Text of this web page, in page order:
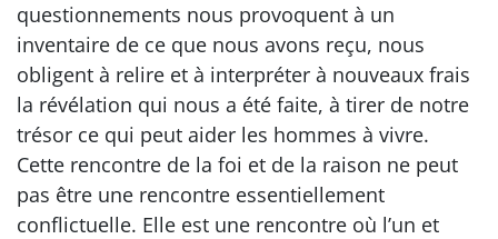
questionnements nous provoquent à un
inventaire de ce que nous avons reçu, nous
obligent à relire et à interpréter à nouveaux frais
la révélation qui nous a été faite, à tirer de notre
trésor ce qui peut aider les hommes à vivre.
Cette rencontre de la foi et de la raison ne peut
pas être une rencontre essentiellement
conflictuelle. Elle est une rencontre où l’un et